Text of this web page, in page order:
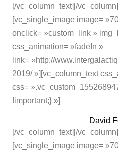
[/vc_column_text][/
[vc_single_image image=
onclick= »custom_link »
css_animation= »fadeIn »
link= »http://
2019/ »][vc_column_text
css=
!important;} »]
David
[/vc_column_text][/
[vc_single_image image=